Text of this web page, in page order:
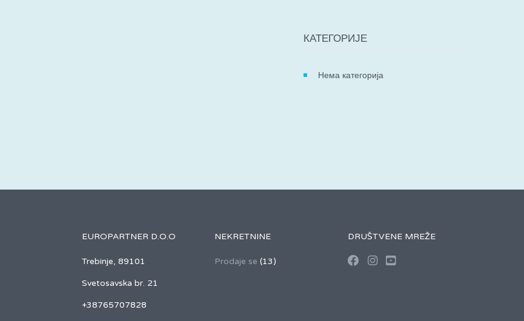
КАТЕГОРИЈЕ
Нема категорија
EUROPARTNER D.O.O
Trebinje, 89101
Svetosavska br. 21
+38765707828
NEKRETNINE
Prodaje se (13)
DRUŠTVENE MREŽE